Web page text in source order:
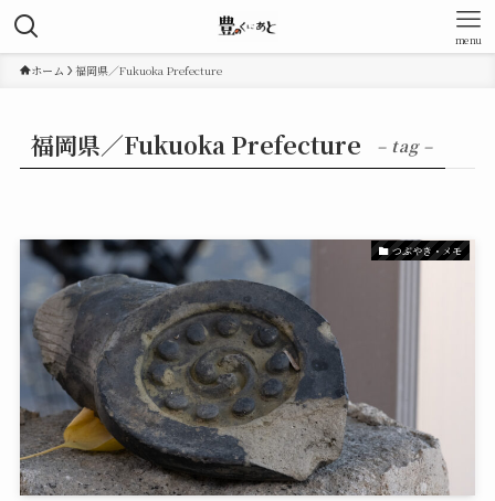
menu
ホーム 福岡県／Fukuoka Prefecture
福岡県／Fukuoka Prefecture – tag –
つぶやき・メモ